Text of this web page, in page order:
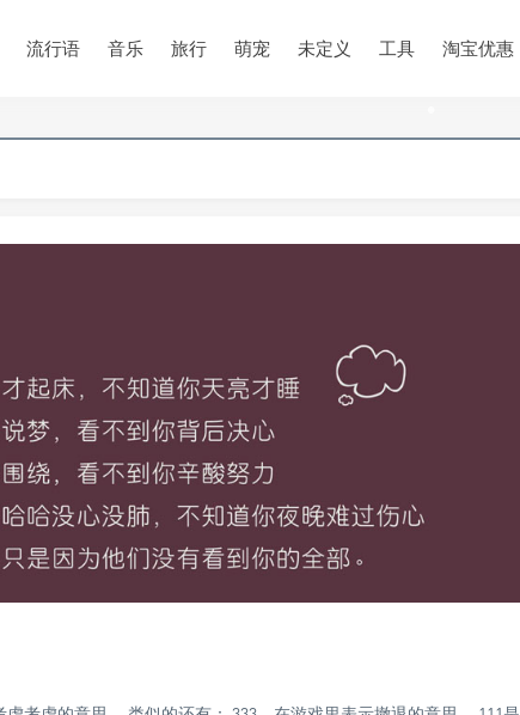
流行语 音乐 旅行 萌宠 未定义 工具 淘宝优惠